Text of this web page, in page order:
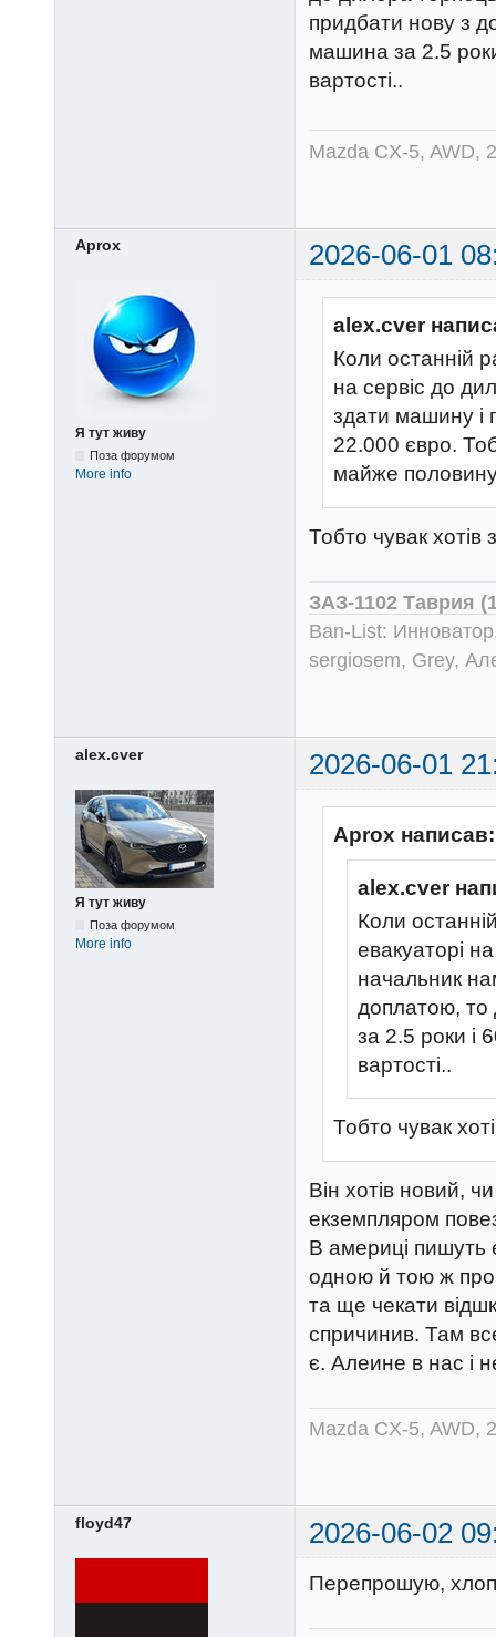
придбати нову з
машина за 2.5
вартості..
Mazda CX-5, AWD,
Aprox 2026-06-01
Я тут живу
Поза форумом
More info
alex.cver
Коли останній
на сервіс до
здати машину і
22.000 євро.
майже половину
Тобто чувак хотів
ЗАЗ-1102 Таврия
Ban-List:
sergiosem, Grey,
alex.cver 2026-06-01
Я тут живу
Поза форумом
More info
Aprox написав:
alex.cver
Коли
евакуаторі
начальник
доплатою, то
за 2.5 роки і
вартості..
Тобто чувак
Він хотів новий,
екземпляром
В америці пишуть
одною й тою ж
та ще чекати
спричинив. Там
є. Алеине в нас і
Mazda CX-5, AWD,
floyd47 2026-06-02
Перепрошую,